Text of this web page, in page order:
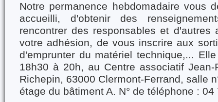
Notre permanence hebdomadaire vous
accueilli, d'obtenir des
rencontrer des responsables et d'autres
votre adhésion, de vous inscrire aux
d'emprunter du matériel technique,...
18h30 à 20h, au Centre associatif
Richepin, 63000 Clermont-Ferrand, salle
étage du bâtiment A. N° de téléphone :